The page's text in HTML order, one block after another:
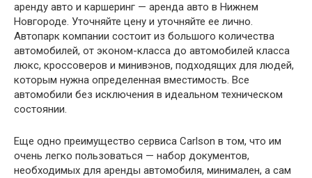
аренду авто и каршеринг — аренда авто в Нижнем
Новгороде. Уточняйте цену и уточняйте ее лично.
Автопарк компании состоит из большого количества
автомобилей, от эконом-класса до автомобилей класса
люкс, кроссоверов и минивэнов, подходящих для людей,
которым нужна определенная вместимость. Все
автомобили без исключения в идеальном техническом
состоянии.
Еще одно преимущество сервиса Carlson в том, что им
очень легко пользоваться — набор документов,
необходимых для аренды автомобиля, минимален, а сам